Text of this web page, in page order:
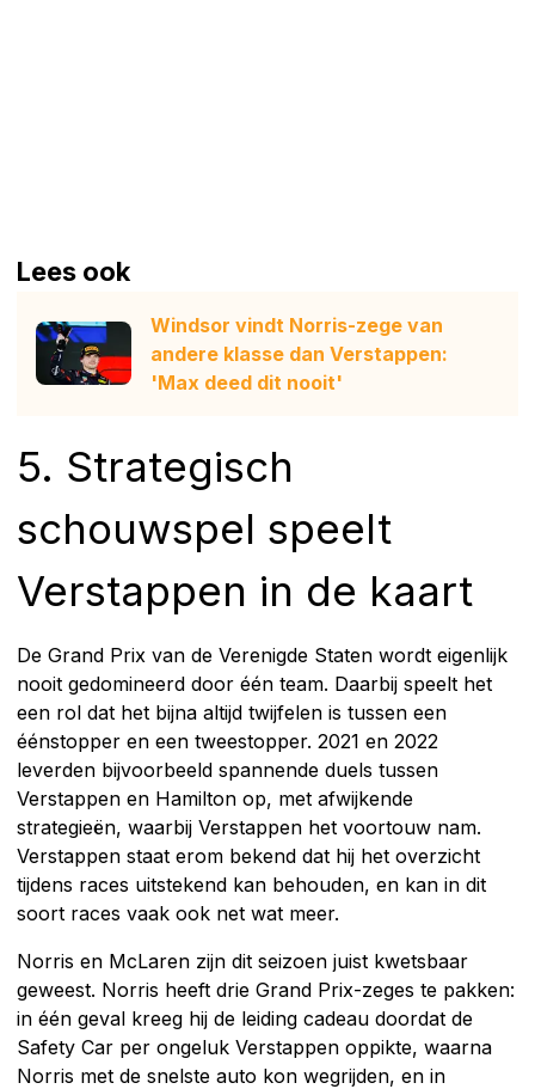
Lees ook
Windsor vindt Norris-zege van
andere klasse dan Verstappen:
'Max deed dit nooit'
5. Strategisch
schouwspel speelt
Verstappen in de kaart
De Grand Prix van de Verenigde Staten wordt eigenlijk
nooit gedomineerd door één team. Daarbij speelt het
een rol dat het bijna altijd twijfelen is tussen een
éénstopper en een tweestopper. 2021 en 2022
leverden bijvoorbeeld spannende duels tussen
Verstappen en Hamilton op, met afwijkende
strategieën, waarbij Verstappen het voortouw nam.
Verstappen staat erom bekend dat hij het overzicht
tijdens races uitstekend kan behouden, en kan in dit
soort races vaak ook net wat meer.
Norris en McLaren zijn dit seizoen juist kwetsbaar
geweest. Norris heeft drie Grand Prix-zeges te pakken:
in één geval kreeg hij de leiding cadeau doordat de
Safety Car per ongeluk Verstappen oppikte, waarna
Norris met de snelste auto kon wegrijden, en in